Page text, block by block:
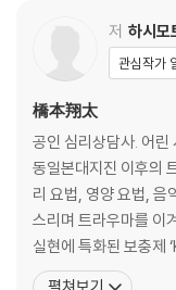
경 써 줄 수 있다는 점을
- 인간은 미래의 이득보
있는 그대로일 때 나의 세
- 시간에 쫓기는 상태가
좋은 핑계는 그럴싸한 명
- 하고 싶지만 하지 못하
상처는 덮으려 하고 부정
- 부자가 되고 싶지만 돈
내가 살아온 방식을 인정
- 사소한 일도 극단적으
저 하시모
관심작가
橋本翔太
공인 심리상담사. 어린
동일본대지진 이후의
리 요법, 영양 요법, 음
스리며 트라우마를 이
실현에 특화된 보충제
‘피아노 테라피 시리즈